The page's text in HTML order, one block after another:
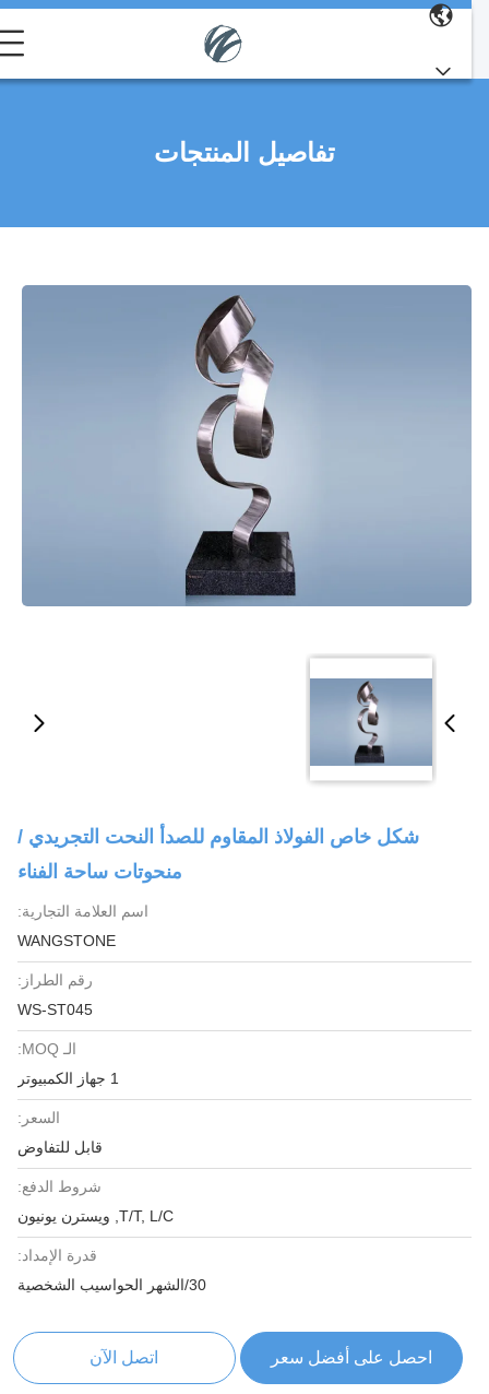
تفاصيل المنتجات
شكل خاص الفولاذ المقاوم للصدأ النحت التجريدي /
منحوتات ساحة الفناء
اسم العلامة التجارية:
WANGSTONE
رقم الطراز:
WS-ST045
الـ MOQ:
السعر:
قابل للتفاوض
شروط الدفع:
T/T, L/C, ويسترن يونيون
قدرة الإمداد:
30/الشهر الحواسيب الشخصية
احصل على أفضل سعر اتصل الآن